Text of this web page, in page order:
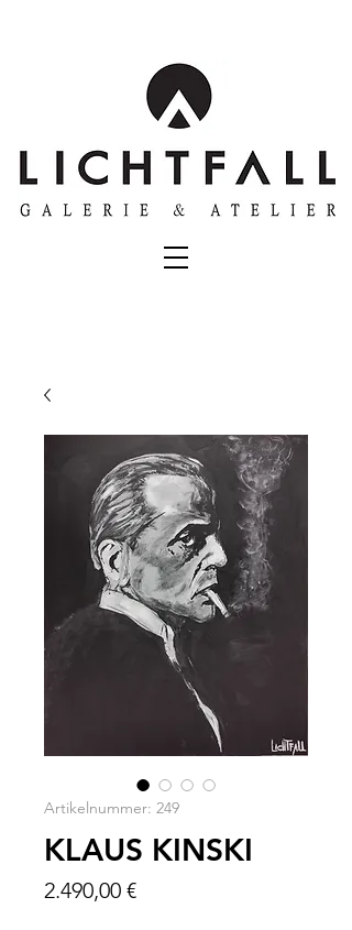
Artikelnummer: 249
KLAUS KINSKI
2.490,00 €Preis